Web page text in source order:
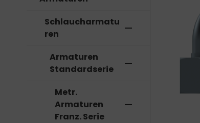
Schlaucharmatu
ren
remove
Armaturen
Standardserie
remove
Metr.
Armaturen
Franz. Serie
remove